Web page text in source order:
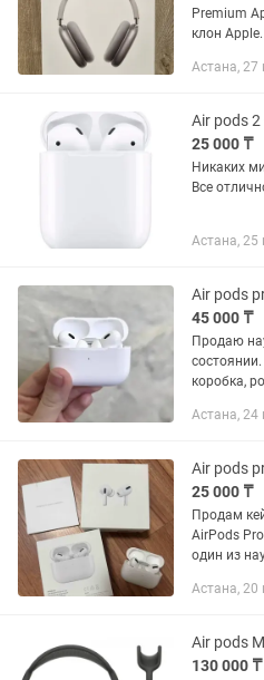
Premium
клон
Покупали
Астана, 27
25 000 ₸
Никаких
Все
Астана, 25
Air pods
45 000 ₸
Продаю
коробка,
Астана, 24
25 000 ₸
Продам
AirPods Pro. Состояние хорошее,
один из
AirPods 2
Астана, 20
Air pods
130 000 ₸